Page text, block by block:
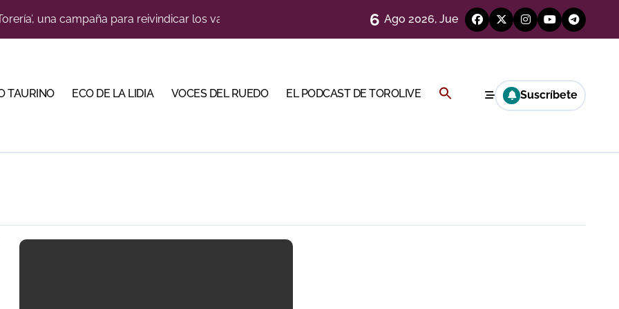
Valentín Rivas
a Madrid en busca del premio que se le escapó en junio
corrida de gran trapío para la despedida de Víctor Puerto en Ciudad Real (Vídeo)
6 Ago 2026, Jue
TAURINO ECO DE LA LIDIA VOCES DEL RUEDO EL PODCAST DE TOROLIVE Buscar: Suscríbete